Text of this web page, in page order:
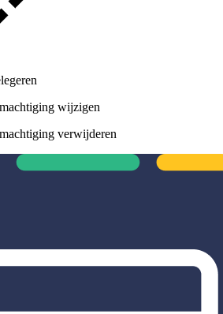
wijzigen
verwijderen